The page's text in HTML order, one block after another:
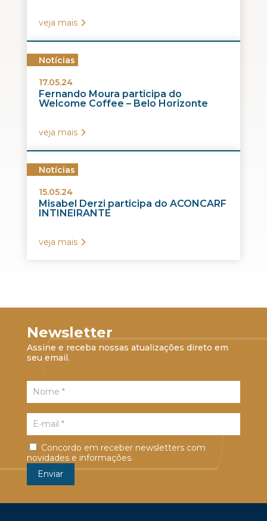
veja mais
Notícias
17.05.24
Fernando Moura participa do
Welcome Coffee – Belo Horizonte
veja mais
Notícias
15.05.24
Misabel Derzi participa do ACONCARF
INTINEIRANTE
veja mais
Newsletter
Assine e receba nossas atualizações direto em
seu email.
Concordo em receber newsletters com
novidades e informações.